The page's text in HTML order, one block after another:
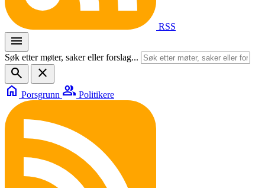
RSS
menu
Søk etter møter, saker eller forslag...
search
close
home Porsgrunn group Politikere